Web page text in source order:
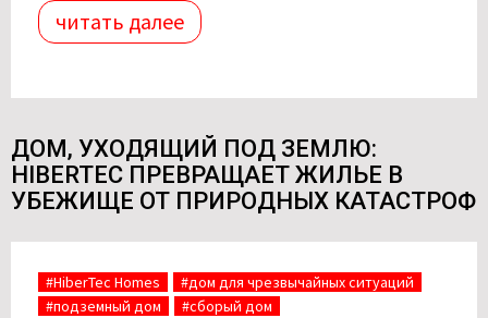
читать далее
ДОМ, УХОДЯЩИЙ ПОД ЗЕМЛЮ:
HIBERTEC ПРЕВРАЩАЕТ ЖИЛЬЕ В
УБЕЖИЩЕ ОТ ПРИРОДНЫХ КАТАСТРОФ
#HiberTec Homes
#дом для чрезвычайных ситуаций
#подземный дом
#сборый дом